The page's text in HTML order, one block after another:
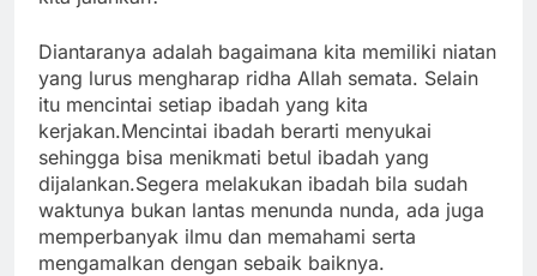
Diantaranya adalah bagaimana kita memiliki niatan
yang lurus mengharap ridha Allah semata. Selain
itu mencintai setiap ibadah yang kita
kerjakan.Mencintai ibadah berarti menyukai
sehingga bisa menikmati betul ibadah yang
dijalankan.Segera melakukan ibadah bila sudah
waktunya bukan lantas menunda nunda, ada juga
memperbanyak ilmu dan memahami serta
mengamalkan dengan sebaik baiknya.